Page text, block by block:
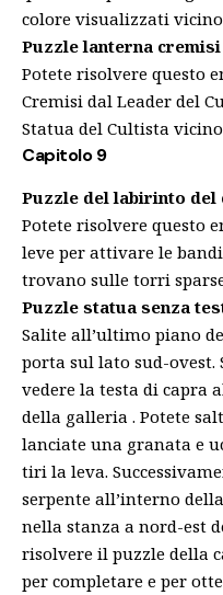
colore visualizzati
Puzzle lanterna cremisi
Potete risolvere questo
Cremisi dal Leader del
Statua del Cultista
Capitolo 9
Puzzle del labirinto
Potete risolvere questo
leve per attivare le
trovano sulle torri
Puzzle statua senza
Salite all’ultimo piano
porta sul lato sud-ovest.
vedere la testa di capra
della galleria . Potete
lanciate una granata e
tiri la leva.
serpente all’interno
nella stanza a nord-est
risolvere il puzzle della
per completare e per